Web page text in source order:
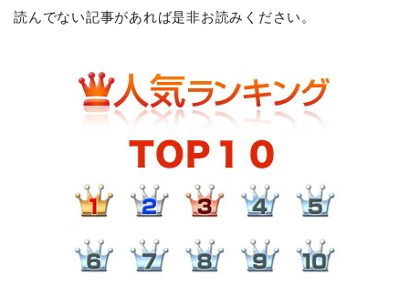
読んでない記事があれば是非お読みください。